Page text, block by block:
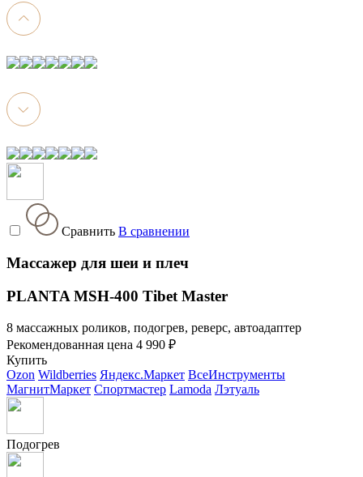
Сравнить В сравнении
Массажер для шеи и плеч
PLANTA MSH-400 Tibet Master
8 массажных роликов, подогрев, реверс, автоадаптер
Рекомендованная цена 4 990 ₽
Купить
Ozon Wildberries Яндекс.Маркет ВсеИнструменты
МагнитМаркет Спортмастер Lamoda Лэтуаль
Подогрев